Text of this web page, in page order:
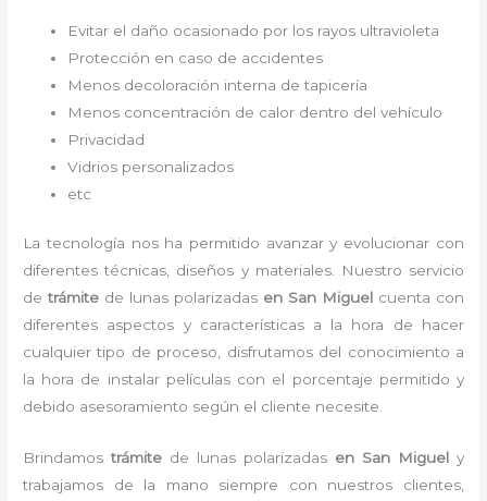
Evitar el daño ocasionado por los rayos ultravioleta
Protección en caso de accidentes
Menos decoloración interna de tapicería
Menos concentración de calor dentro del vehículo
Privacidad
Vidrios personalizados
etc
La tecnología nos ha permitido avanzar y evolucionar con
diferentes técnicas, diseños y materiales. Nuestro servicio
detrámite de lunas polarizadas en San Miguelcuenta con
diferentes aspectos y características a la hora de hacer
cualquier tipo de proceso, disfrutamos del conocimiento a
la hora de instalar películas con el porcentaje permitido y
debido asesoramiento según el cliente necesite.
Brindamostrámite de lunas polarizadas en San Miguel y
trabajamos de la mano siempre con nuestros clientes,